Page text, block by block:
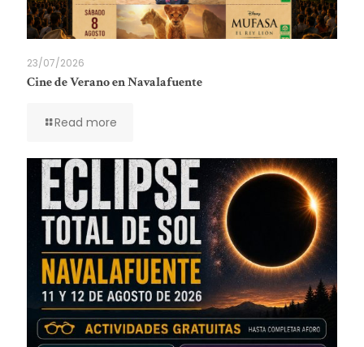
23/07/2026
Cine de Verano en Navalafuente
Read more